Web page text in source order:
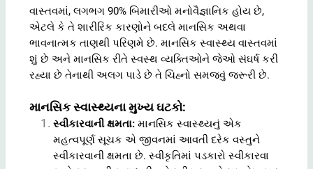
વાસ્તવમાં, લગભગ 90% બિમારીઓ મનોવૈજ્ઞાનિક હોય છે,
એટલે કે તે શારીરિક કારણોને બદલે માનસિક અથવા
ભાવનાત્મક તાણથી પરિણમે છે. માનસિક સ્વાસ્થ્ય વાસ્તવમાં
શું છે અને માનસિક રીતે સ્વસ્થ વ્યક્તિઓને જેઓ સંઘર્ષ કરી
રહ્યા છે તેનાથી અલગ પાડે છે તે ચિહ્નો સમજવું જરૂરી છે.
માનસિક સ્વાસ્થ્યના મુખ્ય ઘટકો:
સ્વીકારવાની ક્ષમતા: માનસિક સ્વાસ્થ્યનું એક
મહત્વપૂર્ણ સૂચક એ જીવનમાં આવતી દરેક વસ્તુને
સ્વીકારવાની ક્ષમતા છે. સ્વીકૃતિમાં પડકારો સ્વીકારવા